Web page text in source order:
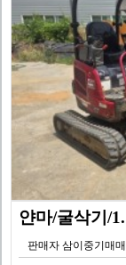
판매자 삼이중기매매